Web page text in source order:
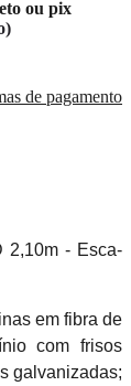
ou pix
de pagamento
2,10m - Esca-
em fibra de
com frisos
galvanizadas;